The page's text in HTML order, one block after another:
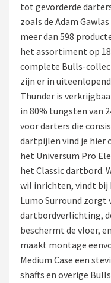
Toernooien
Spelregels
Uitgooilijst
POPULAIRE MERKEN
Target
Winmau
Bull's
Dart
ABC Darts
tot gevorderde
zoals de Adam
meer dan 598
het assortiment op
complete Bulls-
zijn er in
Thunder is
in 80% tungsten van
voor darters die
dartpijlen vind je hier
het Universum Pro
het Classic dartbord.
wil inrichten, vindt bij
Lumo Surround
dartbordverlichting,
beschermt de vloer,
maakt montage
Medium Case een
shafts en overige